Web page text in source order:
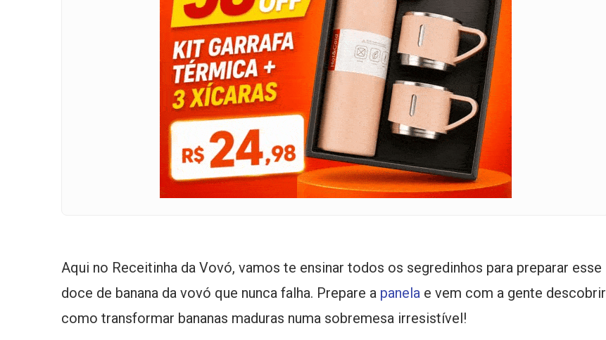
Aqui no Receitinha da Vovó, vamos te ensinar todos os segredinhos para preparar esse
doce de banana da vovó que nunca falha. Prepare a panela e vem com a gente descobrir
como transformar bananas maduras numa sobremesa irresistível!